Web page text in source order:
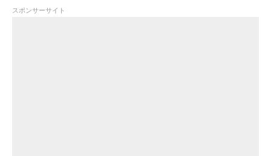
スポンサーサイト